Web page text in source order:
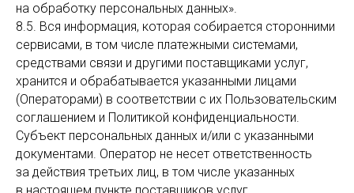
на обработку персональных данных».
8.5. Вся информация, которая собирается сторонними
сервисами, в том числе платежными системами,
средствами связи и другими поставщиками услуг,
хранится и обрабатывается указанными лицами
(Операторами) в соответствии с их Пользовательским
соглашением и Политикой конфиденциальности.
Субъект персональных данных и/или с указанными
документами. Оператор не несет ответственность
за действия третьих лиц, в том числе указанных